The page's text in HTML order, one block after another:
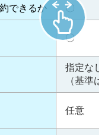
できるか 〇
〇
指定なし
（基準は
任意